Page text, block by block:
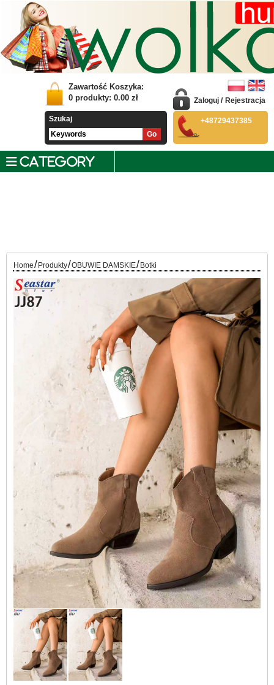
Zawartość Koszyka:
0 produkty: 0.00 zł
Szukaj
Zaloguj / Rejestracja
+48729437385
CATEGORY
Home/ Produkty/OBUWIE DAMSKIE/ Botki